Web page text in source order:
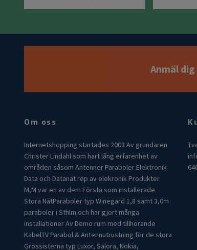
Anmäl
Om oss
Internetshopping startades 2003 Av grundaren
Christer Lindahl som hart lång erfarenhet av
områden såsom Antenner Paraboler Elektronik
Data och Datanät rep av elekronik Produkter
M,M var en av dem Första som installerade
Stora NätParaboler typ Winegard 1,8 samt 3,0m
paraboler i Sthlm och har gjort många
installationer Av Demo rum med tillhörande
KabelTV Parabol & Antennutrustning för de stora
Grossisterna typ Luxor, Salora, Nokia,